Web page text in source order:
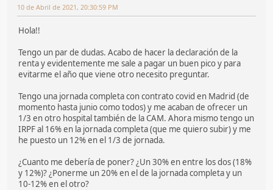
10 de Abril de 2021, 20:30:59 PM
Hola!!
Tengo un par de dudas. Acabo de hacer la declaración de la
renta y evidentemente me sale a pagar un buen pico y para
evitarme el año que viene otro necesito preguntar.
Tengo una jornada completa con contrato covid en Madrid (de
momento hasta junio como todos) y me acaban de ofrecer un
1/3 en otro hospital también de la CAM. Ahora mismo tengo un
IRPF al 16% en la jornada completa (que me quiero subir) y me
he puesto un 12% en el 1/3 de jornada.
¿Cuanto me debería de poner? ¿Un 30% en entre los dos (18%
y 12%)? ¿Ponerme un 20% en el de la jornada completa y un
10-12% en el otro?